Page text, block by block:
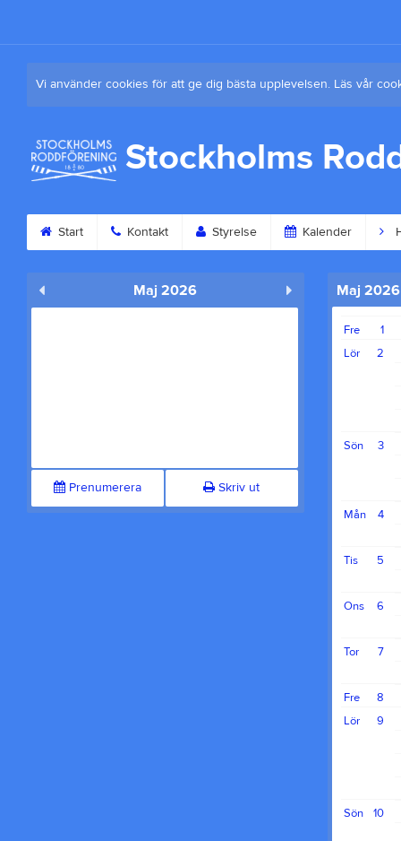
Vi använder cookies för att ge dig bästa upplevelsen. Läs vår
Stockholms
Start Kontakt Styrelse Kalender
Maj 2026
Prenumerera Skriv ut
Maj 2026
1
Fre
2
Lör
3
Sön
4
Mån
5
Tis
6
Ons
7
Tor
8
Fre
9
Lör
10
Sön